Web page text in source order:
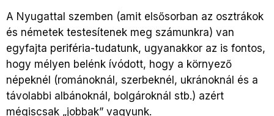
A Nyugattal szemben (amit elsősorban az osztrákok
és németek testesítenek meg számunkra) van
egyfajta periféria-tudatunk, ugyanakkor az is fontos,
hogy mélyen belénk ívódott, hogy a környező
népeknél (románoknál, szerbeknél, ukránoknál és a
távolabbi albánoknál, bolgároknál stb.) azért
mégiscsak „jobbak” vagyunk.